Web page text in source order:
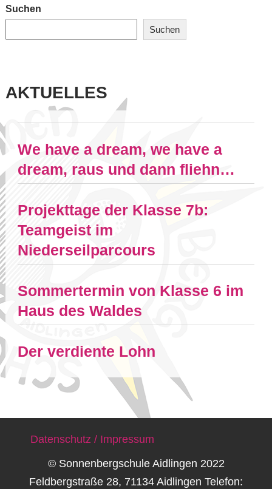
Suchen
Suchen
AKTUELLES
We have a dream, we have a
dream, raus und dann fliehn…
Projekttage der Klasse 7b:
Teamgeist im
Niederseilparcours
Sommertermin von Klasse 6 im
Haus des Waldes
Der verdiente Lohn
Datenschutz / Impressum
© Sonnenbergschule Aidlingen 2022
Feldbergstraße 28, 71134 Aidlingen Telefon: